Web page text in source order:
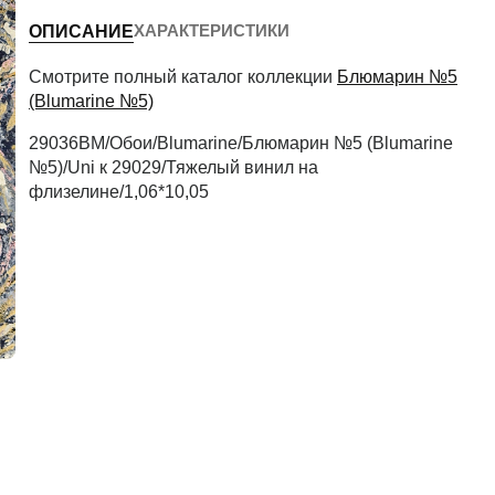
Периметр комнаты (м)
Рассчитать
ОПИСАНИЕХАРАКТЕРИСТИКИ
Смотрите полный каталог коллекции Блюмарин №5
(Blumarine №5)
29036BM/Обои/Blumarine/Блюмарин №5 (Blumarine
№5)/Uni к 29029/Тяжелый винил на
флизелине/1,06*10,05